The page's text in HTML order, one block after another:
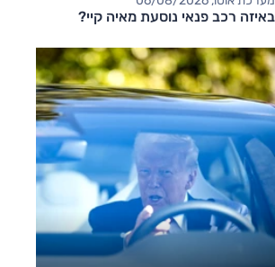
באיזה רכב פנאי נוסעת מאיה קיי?